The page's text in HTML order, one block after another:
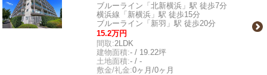
ブルーライン「北新横浜」駅 徒歩7分
横浜線「新横浜」駅 徒歩15分
ブルーライン「新羽」駅 徒歩20分
15.2万円
間取:2LDK
建物面積:- / 19.22坪
土地面積:- / -
敷金/礼金:0ヶ月/0ヶ月